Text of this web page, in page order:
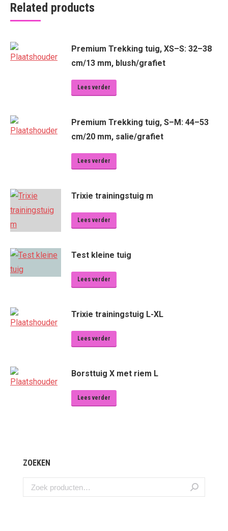
Related products
Premium Trekking tuig, XS–S: 32–38
cm/13 mm, blush/grafiet
Lees verder
Premium Trekking tuig, S–M: 44–53
cm/20 mm, salie/grafiet
Lees verder
Trixie trainingstuig m
Lees verder
Test kleine tuig
Lees verder
Trixie trainingstuig L-XL
Lees verder
Borsttuig X met riem L
Lees verder
ZOEKEN